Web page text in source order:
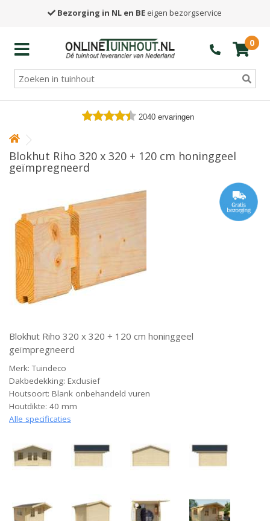
Bezorging in NL en BE eigen bezorgservice
0
2040 ervaringen
Blokhut Riho 320 x 320 + 120 cm honinggeel
geïmpregneerd
Blokhut Riho 320 x 320 + 120 cm honinggeel
geïmpregneerd
Merk: Tuindeco
Dakbedekking: Exclusief
Houtsoort: Blank onbehandeld vuren
Houtdikte: 40 mm
Alle specificaties